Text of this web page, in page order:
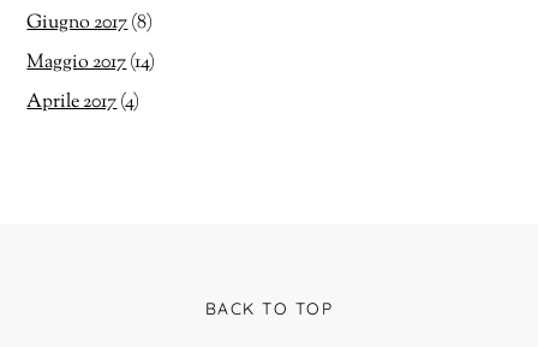
Giugno 2017(8)
Maggio 2017(14)
Aprile 2017(4)
BACK TO TOP